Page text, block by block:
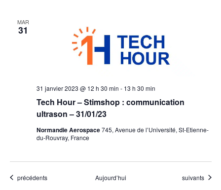
MAR
31
Tech Hour – Stimshop : communication
ultrason – 31/01/23
31 janvier 2023 @ 12 h 30 min - 13 h 30 min
Normandie Aerospace745, Avenue de l’Université, St-Etienne-
du-Rouvray, France
Évènements
précédents Aujourd’hui Évènements
suivants